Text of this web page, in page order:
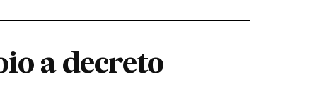
a decreto